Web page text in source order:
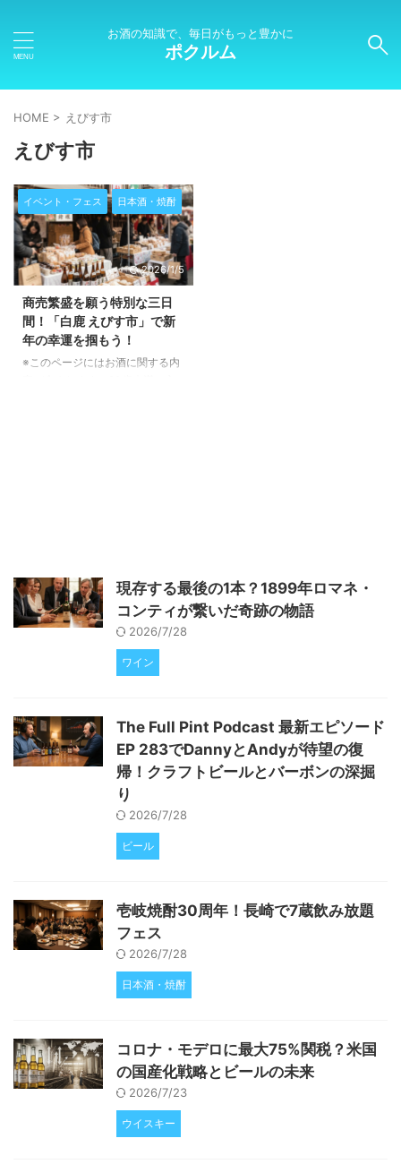
お酒の知識で、毎日がもっと豊かに
ポクルム
HOME > えびす市
えびす市
イベント・フェス 日本酒・焼酎
2026/1/5
商売繁盛を願う特別な三日
間！「白鹿 えびす市」で新
年の幸運を掴もう！
※このページにはお酒に関する内
「白鹿 えびす市」を開催してい
ます。2026年は1月9日（金）か
ら11日（日）までの三日間、辰馬
本家酒造の本社東門側特設会場に
て、この特別なイベントが実施 ...
現存する最後の1本？1899年ロマネ・
コンティが繋いだ奇跡の物語
2026/7/28
ワイン
The Full Pint Podcast 最新エピソード
EP 283でDannyとAndyが待望の復
帰！クラフトビールとバーボンの深掘
り
2026/7/28
ビール
壱岐焼酎30周年！長崎で7蔵飲み放題
フェス
2026/7/28
日本酒・焼酎
コロナ・モデロに最大75%関税？米国
の国産化戦略とビールの未来
2026/7/23
ウイスキー